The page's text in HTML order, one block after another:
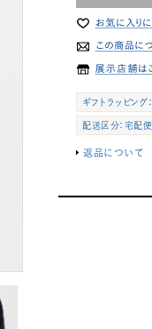
ギフトラッピング
配送区分：宅配
返品について